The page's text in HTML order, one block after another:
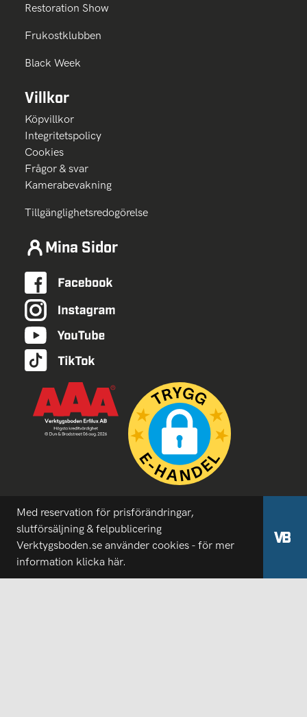
Restoration Show
Frukostklubben
Black Week
Villkor
Köpvillkor
Integritetspolicy
Cookies
Frågor & svar
Kamerabevakning
Tillgänglighetsredogörelse
Mina Sidor
Med reservation för prisförändringar,
slutförsäljning & felpublicering
Verktygsboden.se använder cookies - för mer
information klicka här.